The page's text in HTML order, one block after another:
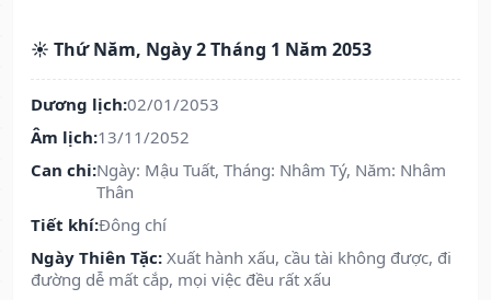
☀️ Thứ Năm, Ngày 2 Tháng 1 Năm 2053
Dương lịch:02/01/2053
Âm lịch:13/11/2052
Can chi:Ngày: Mậu Tuất, Tháng: Nhâm Tý, Năm: Nhâm
Thân
Tiết khí:Đông chí
Ngày Thiên Tặc: Xuất hành xấu, cầu tài không được, đi
đường dễ mất cắp, mọi việc đều rất xấu